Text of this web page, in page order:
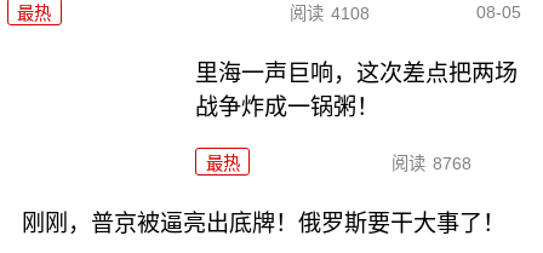
最热 阅读 4108 08-05
里海一声巨响，这次差点把两场
战争炸成一锅粥！
最热 阅读 8768
刚刚，普京被逼亮出底牌！俄罗斯要干大事了！